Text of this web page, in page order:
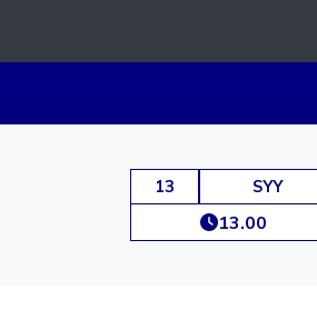
13 SYY
13.00